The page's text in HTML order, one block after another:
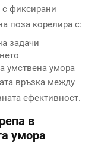
с фиксирани
поза корелира с:
задачи
умствена умора
връзка между
ефективност.
в
умора